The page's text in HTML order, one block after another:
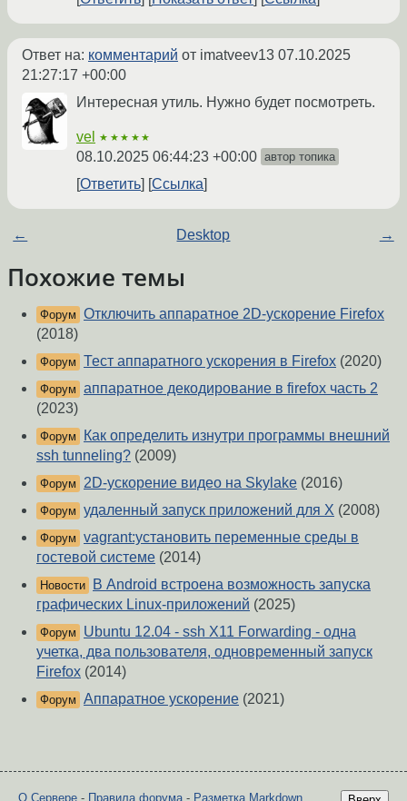
Ответ на: комментарий от imatveev13 07.10.2025
21:27:17 +00:00
Интересная утиль. Нужно будет посмотреть.
vel ★★★★★
08.10.2025 06:44:23 +00:00 автор топика
Ответить Ссылка
← Desktop →
Похожие темы
Форум Отключить аппаратное 2D-ускорение Firefox
(2018)
Форум Тест аппаратного ускорения в Firefox (2020)
Форум аппаратное декодирование в firefox часть 2
(2023)
Форум
Как определить изнутри программы внешний
ssh tunneling? (2009)
Форум 2D-ускорение видео на Skylake (2016)
Форум удаленный запуск приложений для Х (2008)
Форум vagrant:установить переменные среды в
гостевой системе (2014)
Новости
В Android встроена возможность запуска
графических Linux-приложений (2025)
Форум
Ubuntu 12.04 - ssh X11 Forwarding - одна
учетка, два пользователя, одновременный запуск
Firefox (2014)
Форум Аппаратное ускорение (2021)
О Сервере - Правила форума - Разметка Markdown